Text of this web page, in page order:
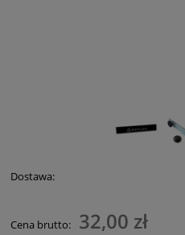
Dostawa:
Cena brutto: 32,00 zł